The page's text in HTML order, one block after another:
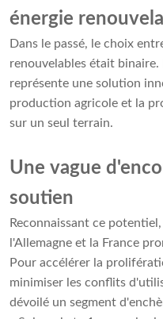
énergie
Dans le passé, le choix
renouvelables était
représente une solution
production agricole et la
sur un seul terrain.
Une vague
soutien
Reconnaissant ce
l'Allemagne et la France
Pour accélérer la
minimiser les conflits
dévoilé un segment